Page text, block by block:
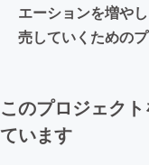
エーションを増や
売していくための
このプロジェク
ています